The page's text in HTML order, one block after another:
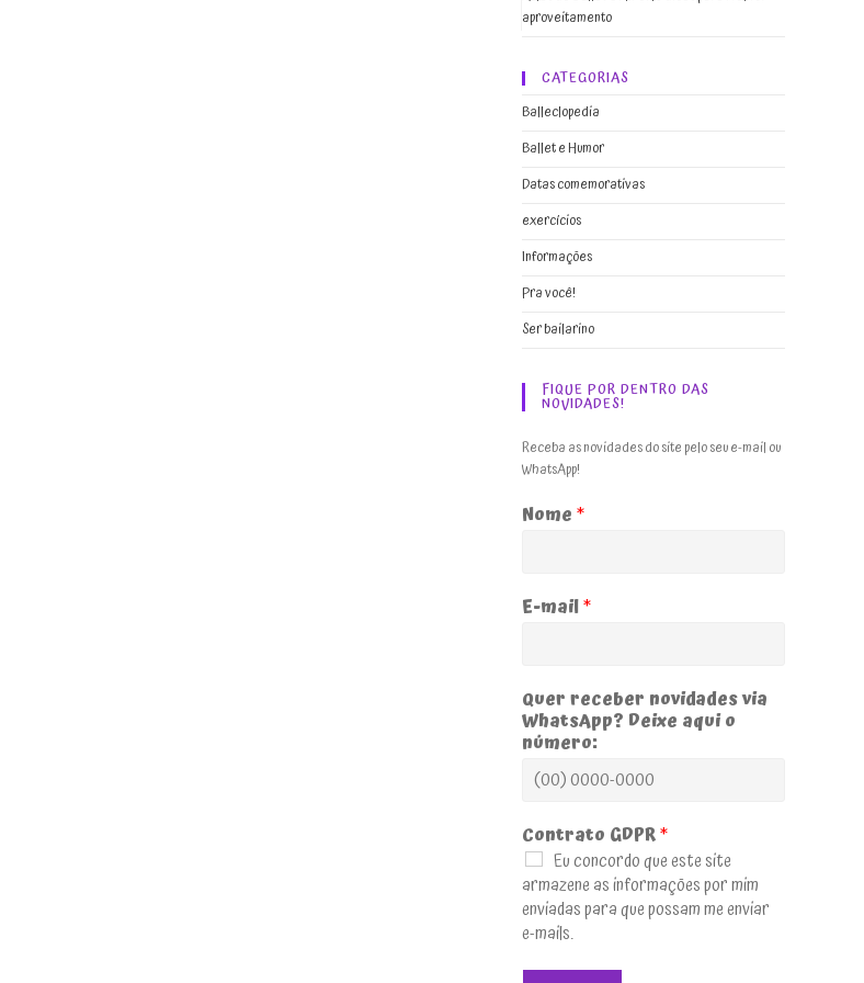
aproveitamento
CATEGORIAS
Balleclopedia
Ballet e Humor
Datas comemorativas
exercícios
Informações
Pra você!
Ser bailarino
FIQUE POR DENTRO DAS
NOVIDADES!
Receba as novidades do site pelo seu e-mail ou
WhatsApp!
Nome*
E-mail*
Quer receber novidades via
WhatsApp? Deixe aqui o
número:
Contrato GDPR*
Eu concordo que este site
armazene as informações por mim
enviadas para que possam me enviar
e-mails.